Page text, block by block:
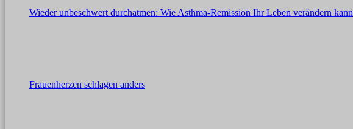
Wieder unbeschwert durchatmen: Wie Asthma-Remission Ihr Leben verändern kann
Frauenherzen schlagen anders